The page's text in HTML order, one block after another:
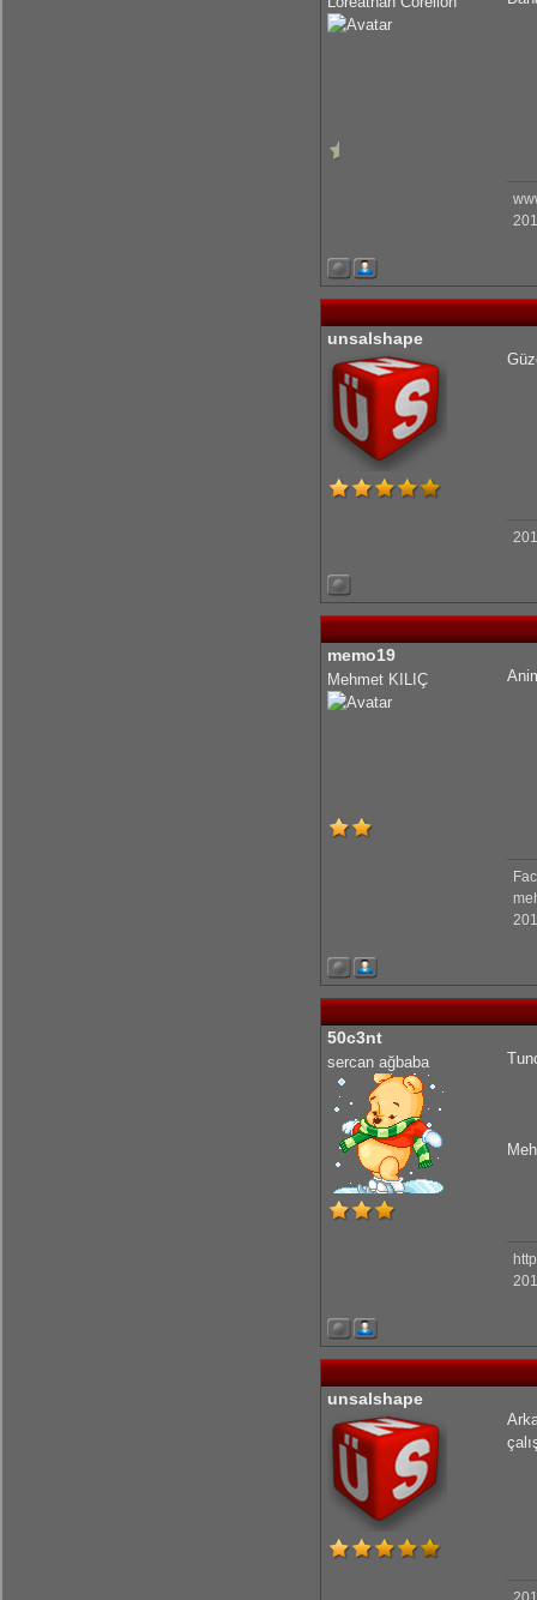
unsalshape
memo19
Mehmet KILIÇ
50c3nt
sercan ağbaba
unsalshape